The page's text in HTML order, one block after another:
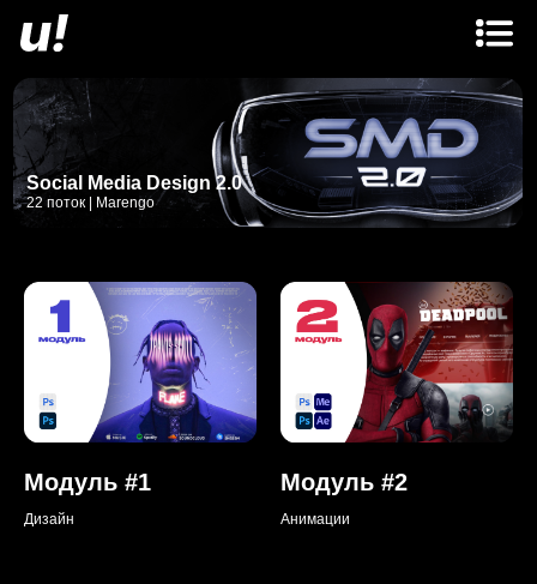
Social Media Design 2.0
22 поток | Marengo
Модуль #1
Дизайн
Модуль #2
Анимации